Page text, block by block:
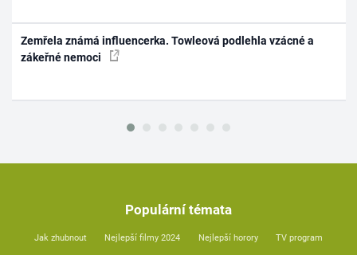
Zemřela známá influencerka. Towleová podlehla vzácné a
zákeřné nemoci
Populární témata
Jak zhubnout Nejlepší filmy 2024 Nejlepší horory TV program